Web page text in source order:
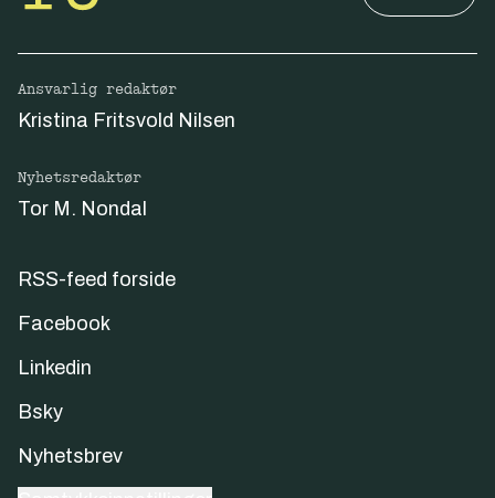
Ansvarlig redaktør
Kristina Fritsvold Nilsen
Nyhetsredaktør
Tor M. Nondal
RSS-feed forside
Facebook
Linkedin
Bsky
Nyhetsbrev